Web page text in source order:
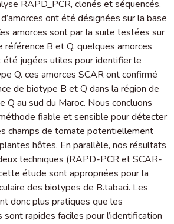
RAPD_PCR, clonés et séquencés.
ont été désignées sur la base
amorces sont par la suite testées sur
B et Q. quelques amorces
été jugées utiles pour identifier le
Q. ces amorces SCAR ont confirmé
de biotype B et Q dans la région de
Q au sud du Maroc. Nous concluons
fiable et sensible pour détecter
champs de tomate potentiellement
hôtes. En parallèle, nos résultats
techniques (RAPD-PCR et SCAR-
étude sont appropriées pour la
des biotypes de B.tabaci. Les
donc plus pratiques que les
rapides faciles pour l’identification